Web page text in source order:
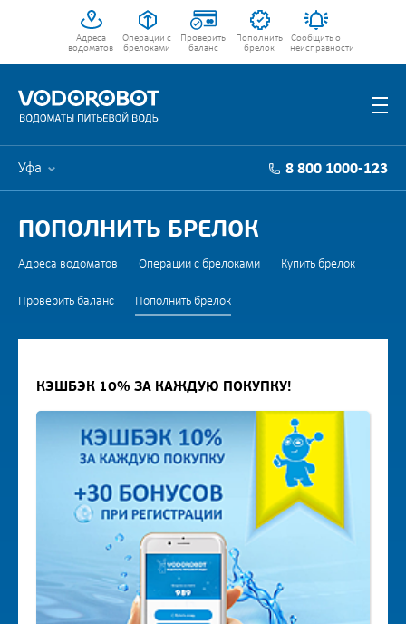
Адреса
водоматов
Операции с
брелоками
Проверить
баланс
Пополнить
брелок
Сообщить о
неисправности
Уфа 8 800 1000-123
ПОПОЛНИТЬ БРЕЛОК
Адреса водоматов Операции с брелоками Купить брелок
Проверить баланс Пополнить брелок
КЭШБЭК 10% ЗА КАЖДУЮ ПОКУПКУ!